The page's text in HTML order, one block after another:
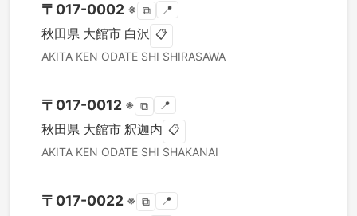
〒 017-0002 ※ ⧉ 📍
秋田県 大館市 白沢 📋
AKITA KEN ODATE SHI SHIRASAWA
〒 017-0012 ※ ⧉ 📍
秋田県 大館市 釈迦内 📋
AKITA KEN ODATE SHI SHAKANAI
〒 017-0022 ※ ⧉ 📍